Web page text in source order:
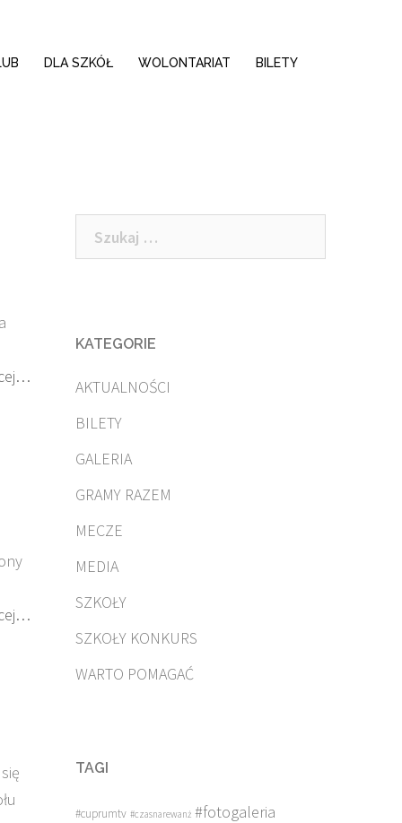
DLA SZKÓŁ WOLONTARIAT BILETY
Szukaj:
KATEGORIE
AKTUALNOŚCI
BILETY
GALERIA
GRAMY RAZEM
MECZE
MEDIA
SZKOŁY
SZKOŁY KONKURS
WARTO POMAGAĆ
TAGI
#cuprumtv #czasnarewanż #fotogaleria